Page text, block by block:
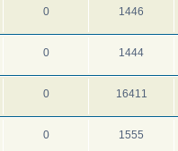
0 1446
0 1444
0 16411
0 1555